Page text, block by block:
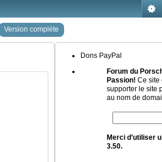
Version compléte
Dons PayPal
Forum du
Passion! Ce site
supporter le site
au nom de
Merci d’utiliser
3.50.